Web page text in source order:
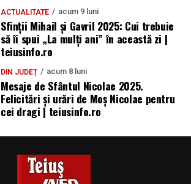
ACTUALITATE acum 9 luni
Sfinții Mihail și Gavril 2025: Cui trebuie
să îi spui „La mulţi ani” în această zi |
teiusinfo.ro
DIN JUDEȚ acum 8 luni
Mesaje de Sfântul Nicolae 2025.
Felicitări și urări de Moș Nicolae pentru
cei dragi | teiusinfo.ro